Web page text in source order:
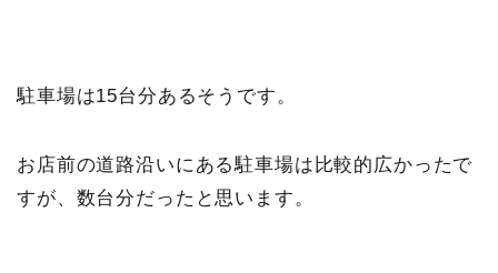
駐車場は15台分あるそうです。
お店前の道路沿いにある駐車場は比較的広かったで
すが、数台分だったと思います。